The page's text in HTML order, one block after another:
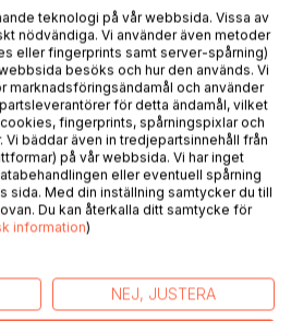
Energy and Joy is a practical
who like to create a more
conscious everyday life. The
psychology with ancient
yoga, and presents this in an
requiring prior knowledge.
body-mind type to identify what
what you can do to adjust. You
to we all can interact with more
relationships. The book
and reflections.
teknologi på vår webbsida. Vissa av
nödvändiga. Vi använder även metoder
eller fingerprints samt server-spårning)
besöks och hur den används. Vi
marknadsföringsändamål och använder
för detta ändamål, vilket
fingerprints, spårningspixlar och
bäddar även in tredjepartsinnehåll från
på vår webbsida. Vi har inget
eller eventuell spårning
sida. Med din inställning samtycker du till
Du kan återkalla ditt samtycke för
information)
NEJ, JUSTERA